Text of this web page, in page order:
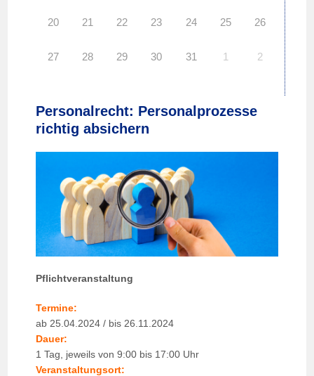
20 21 22 23 24 25 26
27 28 29 30 31 1 2
Personalrecht: Personalprozesse
richtig absichern
Pflichtveranstaltung
Termine:
ab 25.04.2024 / bis 26.11.2024
Dauer:
1 Tag, jeweils von 9:00 bis 17:00 Uhr
Veranstaltungsort: